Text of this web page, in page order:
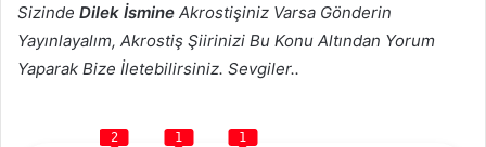
Sizinde Dilek İsmine Akrostişiniz Varsa Gönderin
Yayınlayalım, Akrostiş Şiirinizi Bu Konu Altından Yorum
Yaparak Bize İletebilirsiniz. Sevgiler..
2 1 1